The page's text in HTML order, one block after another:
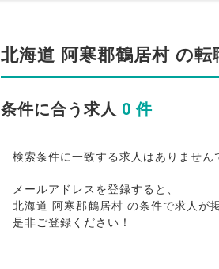
北海道 阿寒郡鶴居村 の転
条件に合う求人 0 件
検索条件に一致する求人はありません
メールアドレスを登録すると、
北海道 阿寒郡鶴居村 の条件で求人が
是非ご登録ください！